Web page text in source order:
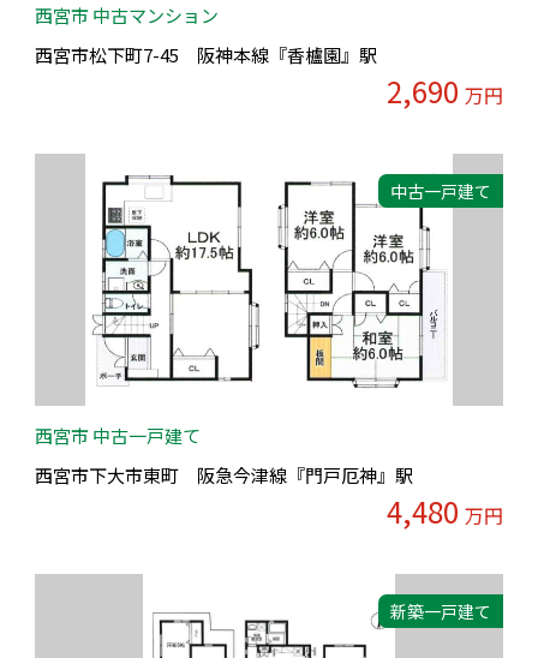
西宮市 中古マンション
西宮市松下町7-45 阪神本線『香櫨園』駅
2,690 万円
中古一戸建て
西宮市 中古一戸建て
西宮市下大市東町 阪急今津線『門戸厄神』駅
4,480 万円
新築一戸建て